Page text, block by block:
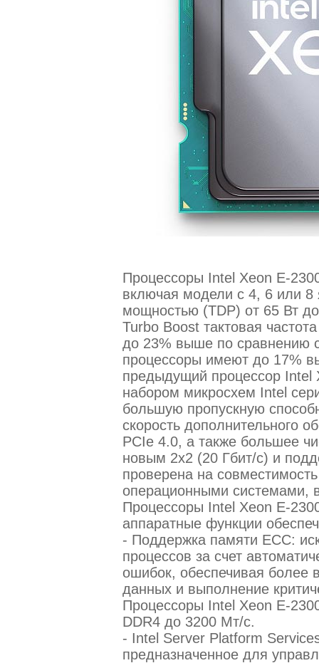
Процессоры Intel Xeon E-
включая модели с 4, 6 или 8
мощностью (TDP) от 65 Вт
Turbo Boost тактовая
до 23% выше по сравнению
процессоры имеют до 17%
предыдущий процессор Intel
набором микросхем Intel
большую пропускную
скорость дополнительного
PCIe 4.0, а также большее
новым 2x2 (20 Гбит/с) и
проверена на
операционными системами,
Процессоры Intel Xeon E-
аппаратные функции
- Поддержка памяти ECC:
процессов за счет
ошибок, обеспечивая более
данных и выполнение
Процессоры Intel Xeon E-
DDR4 до 3200 Мт/с.
- Intel Server Platform
предназначенное для